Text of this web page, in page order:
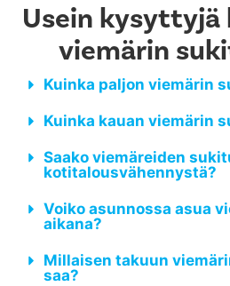
Usein kysyttyjä
viemärin
Kuinka paljon viemärin
Kuinka kauan viemärin
Saako viemäreiden
kotitalousvähennystä?
Voiko asunnossa asua
aikana?
Millaisen takuun
saa?